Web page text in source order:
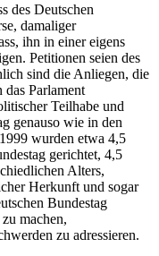
des Deutschen
damaliger
ihn in einer eigens
Petitionen seien des
sind die Anliegen, die
Parlament
Teilhabe und
genauso wie in den
wurden etwa 4,5
gerichtet, 4,5
Alters,
Herkunft und sogar
Bundestag
machen,
zu adressieren.